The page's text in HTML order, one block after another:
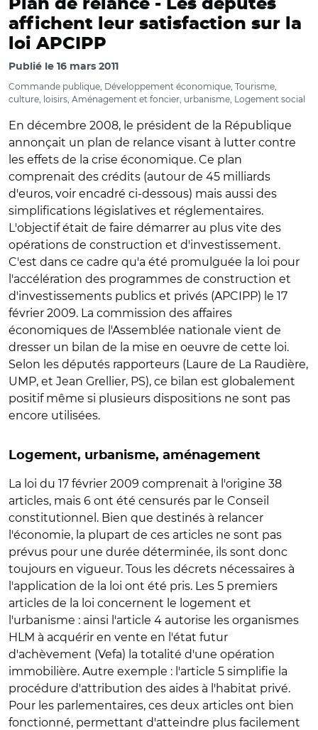
Plan de relance - Les députés
affichent leur satisfaction sur la
loi APCIPP
Publié le 16 mars 2011
Commande publique, Développement économique, Tourisme,
culture, loisirs, Aménagement et foncier, urbanisme, Logement social
En décembre 2008, le président de la République
annonçait un plan de relance visant à lutter contre
les effets de la crise économique. Ce plan
comprenait des crédits (autour de 45 milliards
d'euros, voir encadré ci-dessous) mais aussi des
simplifications législatives et réglementaires.
L'objectif était de faire démarrer au plus vite des
opérations de construction et d'investissement.
C'est dans ce cadre qu'a été promulguée la loi pour
l'accélération des programmes de construction et
d'investissements publics et privés (APCIPP) le 17
février 2009. La commission des affaires
économiques de l'Assemblée nationale vient de
dresser un bilan de la mise en oeuvre de cette loi.
Selon les députés rapporteurs (Laure de La Raudière,
UMP, et Jean Grellier, PS), ce bilan est globalement
positif même si plusieurs dispositions ne sont pas
encore utilisées.
Logement, urbanisme, aménagement
La loi du 17 février 2009 comprenait à l'origine 38
articles, mais 6 ont été censurés par le Conseil
constitutionnel. Bien que destinés à relancer
l'économie, la plupart de ces articles ne sont pas
prévus pour une durée déterminée, ils sont donc
toujours en vigueur. Tous les décrets nécessaires à
l'application de la loi ont été pris. Les 5 premiers
articles de la loi concernent le logement et
l'urbanisme : ainsi l'article 4 autorise les organismes
HLM à acquérir en vente en l'état futur
d'achèvement (Vefa) la totalité d'une opération
immobilière. Autre exemple : l'article 5 simplifie la
procédure d'attribution des aides à l'habitat privé.
Pour les parlementaires, ces deux articles ont bien
fonctionné, permettant d'atteindre plus facilement